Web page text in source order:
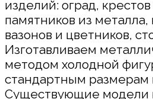
изделий: оград,
памятников из металла,
вазонов и цветников,
Изготавливаем
методом холодной
стандартным размерам
Существующие модели